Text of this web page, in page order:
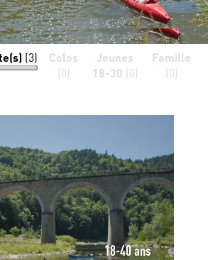
(3)
Colos
(0)
Jeunes
18-30 (0)
Famille
(0)
18-40 ans